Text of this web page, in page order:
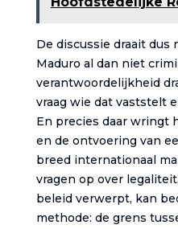
De discussie draait dus
Maduro al dan niet
verantwoordelijkheid
vraag wie dat vaststelt
En precies daar wringt
en de ontvoering van
breed internationaal
vragen op over
beleid verwerpt, kan
methode: de grens